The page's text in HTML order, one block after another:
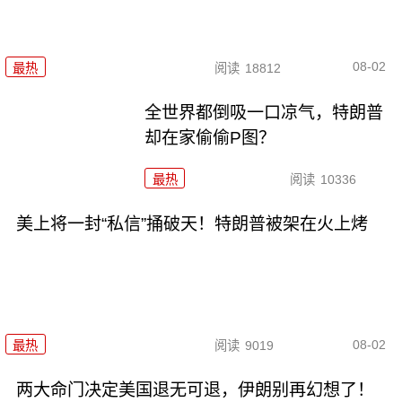
最热 阅读 18812 08-02
全世界都倒吸一口凉气，特朗普
却在家偷偷P图？
最热 阅读 10336
美上将一封“私信”捅破天！特朗普被架在火上烤
最热 阅读 9019 08-02
两大命门决定美国退无可退，伊朗别再幻想了！